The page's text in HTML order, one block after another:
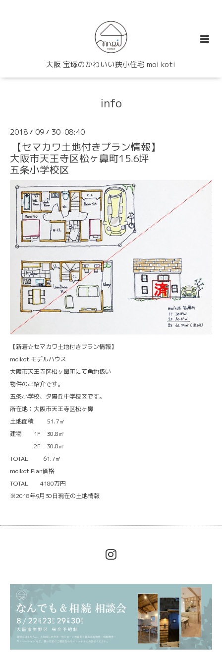
大阪 宝塚のかわいい狭小住宅 moi koti
info
2018 / 09 / 30 08:40
【セマカワ土地付きプラン情報】
大阪市天王寺区松ヶ鼻町15.6坪
五条小学校区
【新着☆セマカワ土地付きプラン情報】
moikotiモデルハウス
大阪市天王寺区松ヶ鼻町にて角地扱い
物件のご紹介です。
五条小学校、夕陽丘中学校区です。
所在地：大阪市天王寺区松ヶ鼻
土地面積 51.7㎡
建物 1F 30.8㎡
2F 30.8㎡
TOTAL 61.7㎡
moikotiPlan価格
TOTAL 4180万円
※2018年9月30日現在の土地情報